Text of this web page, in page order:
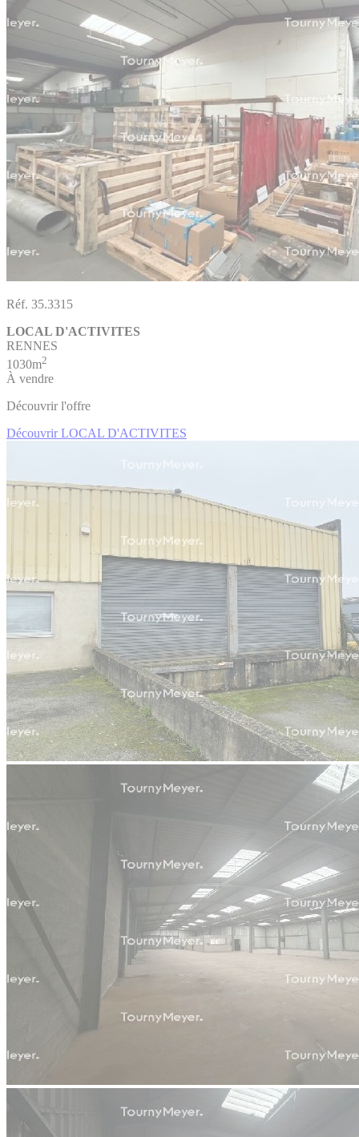
Réf. 35.3315
LOCAL D'ACTIVITES
RENNES
1030m2
À vendre
Découvrir l'offre
Découvrir LOCAL D'ACTIVITES